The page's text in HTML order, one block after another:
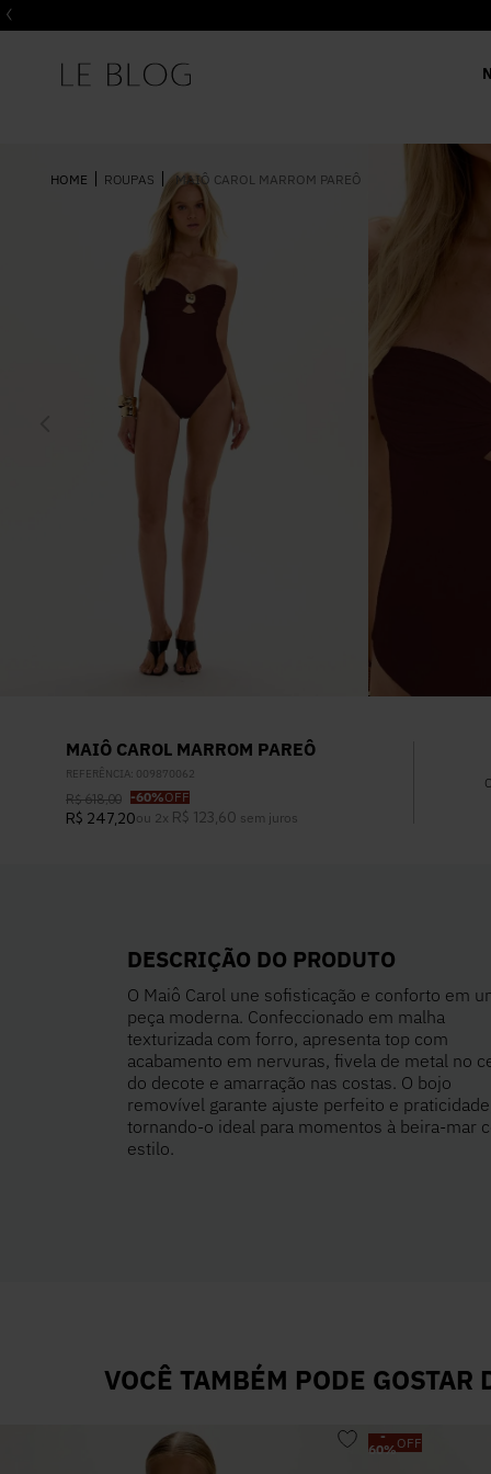
ROUPAS MAIÔ CAROL MARROM PAREÔ
MAIÔ CAROL MARROM PAREÔ
REFERÊNCIA: 009870062
R$ 618,00 -60%OFF
R$ 247,20ou 2x R$ 123 60 sem juros
DESCRIÇÃO DO PRODUTO
O Maiô Carol une sofisticação e conforto em
peça moderna. Confeccionado em malha
texturizada com forro, apresenta top com
acabamento em nervuras, fivela de metal no
do decote e amarração nas costas. O bojo
removível garante ajuste perfeito e
tornando-o ideal para momentos à beira-mar
estilo.
VOCÊ TAMBÉM PODE GOSTAR
-
60%OFF